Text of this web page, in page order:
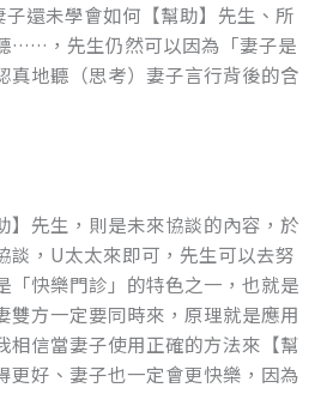
還未學會如何【幫助】先生、所
……，先生仍然可以因為「妻子是
真地聽（思考）妻子言行背後的含
】先生，則是未來協談的內容，於
談，U太太來即可，先生可以去努
「快樂門診」的特色之一，也就是
雙方一定要同時來，原理就是應用
相信當妻子使用正確的方法來【幫
更好、妻子也一定會更快樂，因為